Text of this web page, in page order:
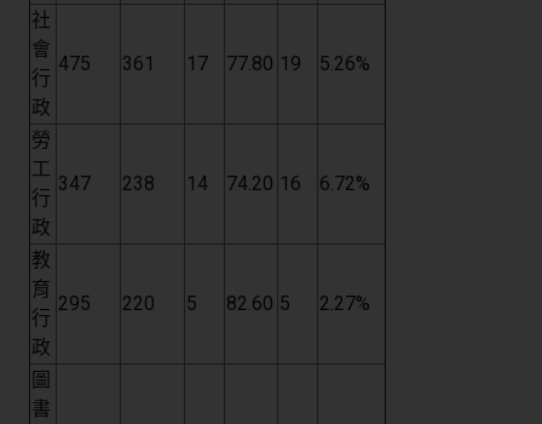
社
會
行
政
475 361 17 77.80 19 5.26%
勞
工
行
政
347 238 14 74.20 16 6.72%
教
育
行
政
295 220 5 82.60 5 2.27%
圖
書